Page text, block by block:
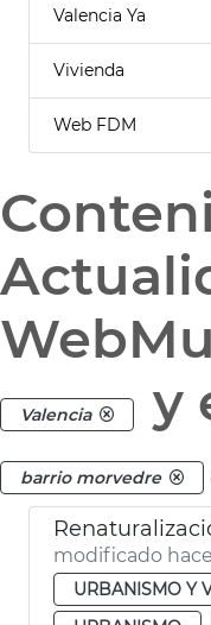
Valencia Ya
Vivienda
Web FDM
Valencia y
barrio morvedre
modificado
URBANISMO Y